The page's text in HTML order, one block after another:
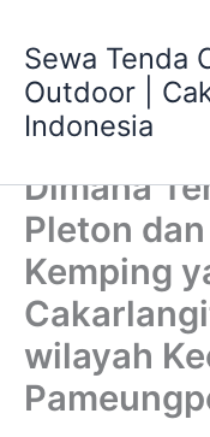
content
Sewa Tenda
Outdoor |
Indonesia
Dimana
Pleton
Kemping
wilayah